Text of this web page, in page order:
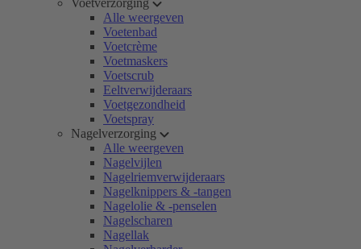
Voetverzorging
Alle weergeven
Voetenbad
Voetcrème
Voetmaskers
Voetscrub
Eeltverwijderaars
Voetgezondheid
Voetspray
Nagelverzorging
Alle weergeven
Nagelvijlen
Nagelriemverwijderaars
Nagelknippers & -tangen
Nagelolie & -penselen
Nagelscharen
Nagellak